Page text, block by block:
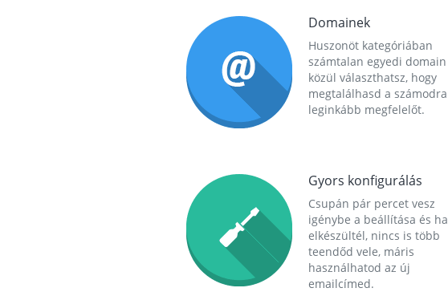
Domainek
Huszonöt kategóriában
számtalan egyedi domain
közül választhatsz, hogy
megtalálhasd a számodra
leginkább megfelelőt.
Gyors konfigurálás
Csupán pár percet vesz
igénybe a beállítása és ha
elkészültél, nincs is több
teendőd vele, máris
használhatod az új
emailcímed.